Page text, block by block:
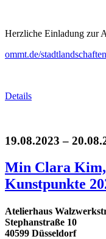
Herzliche Einladung zur
ommt.de/
Details
19.08.2023 –
Min Clara Kim,
Kunstpunkte
Atelierhaus
Stephanstraße 10
40599 Düsseldorf